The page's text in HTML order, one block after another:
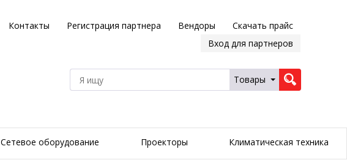
Контакты Регистрация партнера Вендоры
Скачать прайс
Вход для партнеров
Товары
Сетевое оборудование Проекторы Климатическая техника